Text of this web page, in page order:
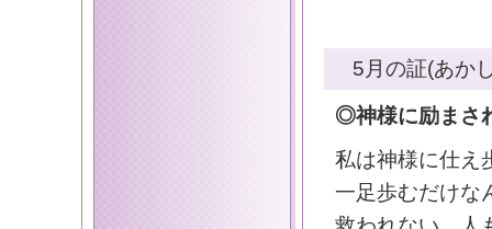
5月の証(あか
◎神様に励まさ
私は神様に仕え
一足歩むだけな